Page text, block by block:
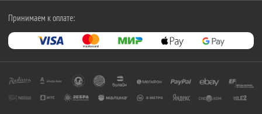
Принимаем к оплате: